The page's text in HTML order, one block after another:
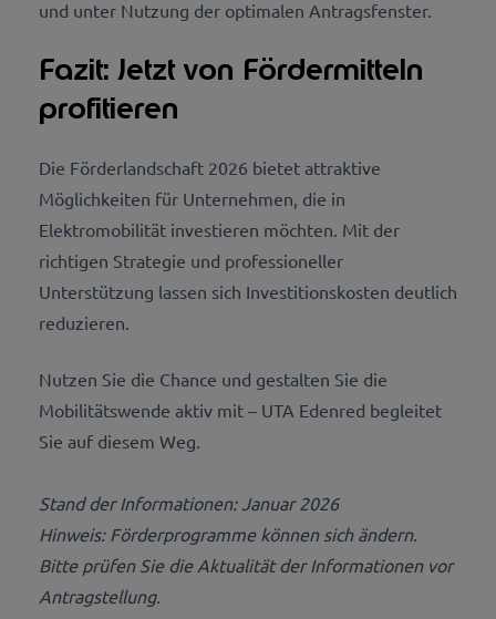
und unter Nutzung der optimalen Antragsfenster.
Fazit: Jetzt von Fördermitteln
profitieren
Die Förderlandschaft 2026 bietet attraktive
Möglichkeiten für Unternehmen, die in
Elektromobilität investieren möchten. Mit der
richtigen Strategie und professioneller
Unterstützung lassen sich Investitionskosten deutlich
reduzieren.
Nutzen Sie die Chance und gestalten Sie die
Mobilitätswende aktiv mit – UTA Edenred begleitet
Sie auf diesem Weg.
Stand der Informationen: Januar 2026
Hinweis: Förderprogramme können sich ändern.
Bitte prüfen Sie die Aktualität der Informationen vor
Antragstellung.